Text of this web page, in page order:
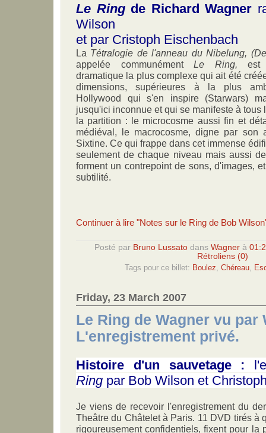
Le Ring de Richard Wagner
Wilson
et par Cristoph Eischenbach
La Tétralogie de l'anneau du Nibelung,
appelée communément Le Ring, est
dramatique la plus complexe qui ait été
dimensions, supérieures à la plus
Hollywood qui s'en inspire (Starwars)
jusqu'ici inconnue et qui se manifeste à tous
la partition : le microcosme aussi fin et
médiéval, le macrocosme, digne par son
Sixtine. Ce qui frappe dans cet immense
seulement de chaque niveau mais aussi
forment un contrepoint de sons, d'images,
subtilité.
Continuer à lire "Notes sur le Ring de Bob
Posté par Bruno Lussatodans Wagnerà
Rétroliens (0)
Tags pour ce billet: Boulez Chéreau
Friday, 23 March 2007
Le Ring de Wagner vu par
L'enregistrement privé.
Histoire d'un sauvetage :
Ring par Bob Wilson et
Je viens de recevoir l'enregistrement du
Theâtre du Châtelet à Paris. 11 DVD tirés à
rigoureusement confidentiels, fixent pour la